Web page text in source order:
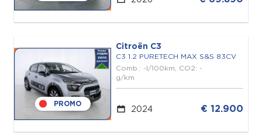
PROMO
Citroën C3
C3 1.2 PURETECH MAX S&S 83CV
Comb.: -l/100km, CO2: -
g/km
2024 € 12.900